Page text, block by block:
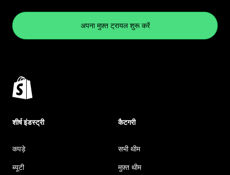
अपना मुफ़्त ट्रायल शुरू करें
शीर्ष इंडस्ट्री
कपड़े
ब्यूटी
कैटगरी
सभी थीम
मुफ़्त थीम